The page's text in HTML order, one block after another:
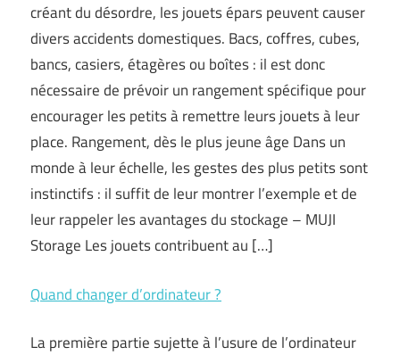
créant du désordre, les jouets épars peuvent causer
divers accidents domestiques. Bacs, coffres, cubes,
bancs, casiers, étagères ou boîtes : il est donc
nécessaire de prévoir un rangement spécifique pour
encourager les petits à remettre leurs jouets à leur
place. Rangement, dès le plus jeune âge Dans un
monde à leur échelle, les gestes des plus petits sont
instinctifs : il suffit de leur montrer l’exemple et de
leur rappeler les avantages du stockage – MUJI
Storage Les jouets contribuent au […]
Quand changer d’ordinateur ?
La première partie sujette à l’usure de l’ordinateur